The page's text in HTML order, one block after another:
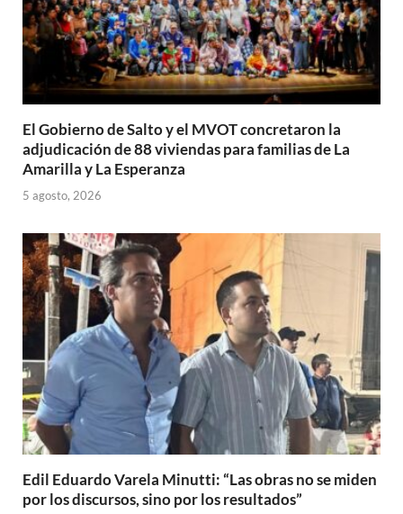
El Gobierno de Salto y el MVOT concretaron la
adjudicación de 88 viviendas para familias de La
Amarilla y La Esperanza
5 agosto, 2026
Edil Eduardo Varela Minutti: “Las obras no se miden
por los discursos, sino por los resultados”